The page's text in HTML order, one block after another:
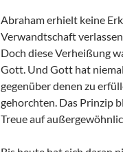
Abraham erhielt keine
Verwandtschaft
Doch diese Verheißung
Gott. Und Gott hat
gegenüber denen zu
gehorchten. Das Prinzip
Treue auf